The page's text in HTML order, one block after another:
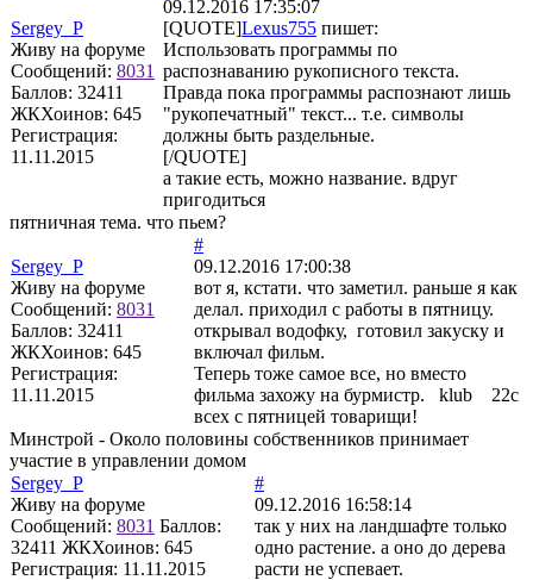
Sergey_P
Живу на форуме
Сообщений: 8031
Баллов: 32411
ЖКХоинов: 645
Регистрация:
11.11.2015
09.12.2016 17:35:07
[QUOTE]Lexus755 пишет:
Использовать программы по
распознаванию рукописного текста.
Правда пока программы распознают лишь
"рукопечатный" текст... т.е. символы
должны быть раздельные.
[/QUOTE]
а такие есть, можно название. вдруг
пригодиться
пятничная тема. что пьем?
Sergey_P
Живу на форуме
Сообщений: 8031
Баллов: 32411
ЖКХоинов: 645
Регистрация:
11.11.2015
#
09.12.2016 17:00:38
вот я, кстати. что заметил. раньше я как
делал. приходил с работы в пятницу.
открывал водофку, готовил закуску и
включал фильм.
Теперь тоже самое все, но вместо
фильма захожу на бурмистр. klub 22с
всех с пятницей товарищи!
Минстрой - Около половины собственников принимает
участие в управлении домом
Sergey_P
Живу на форуме
Сообщений: 8031 Баллов:
32411 ЖКХоинов: 645
Регистрация: 11.11.2015
#
09.12.2016 16:58:14
так у них на ландшафте только
одно растение. а оно до дерева
расти не успевает.